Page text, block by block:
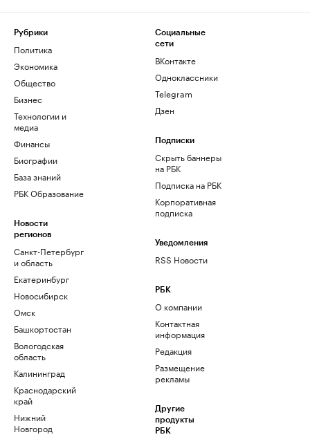
Рубрики
Политика
Экономика
Общество
Бизнес
Технологии и
медиа
Финансы
Биографии
База знаний
РБК Образование
Новости
регионов
Санкт-Петербург
и область
Екатеринбург
Новосибирск
Омск
Башкортостан
Вологодская
область
Калининград
Краснодарский
край
Нижний
Новгород
Социальные
сети
ВКонтакте
Одноклассники
Telegram
Дзен
Подписки
Скрыть баннеры
на РБК
Подписка на РБК
Корпоративная
подписка
Уведомления
RSS Новости
РБК
О компании
Контактная
информация
Редакция
Размещение
рекламы
Другие
продукты
РБК